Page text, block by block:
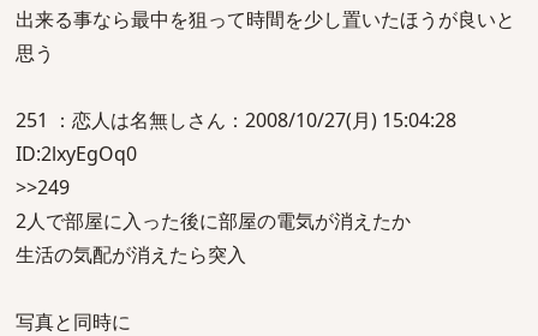
出来る事なら最中を狙って時間を少し置いたほうが良いと
思う
251 ：恋人は名無しさん：2008/10/27(月) 15:04:28
ID:2lxyEgOq0
>>249
2人で部屋に入った後に部屋の電気が消えたか
生活の気配が消えたら突入
写真と同時に